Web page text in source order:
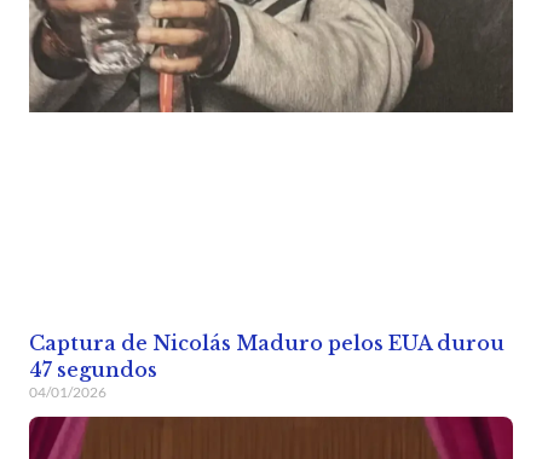
Captura de Nicolás Maduro pelos EUA durou
47 segundos
04/01/2026